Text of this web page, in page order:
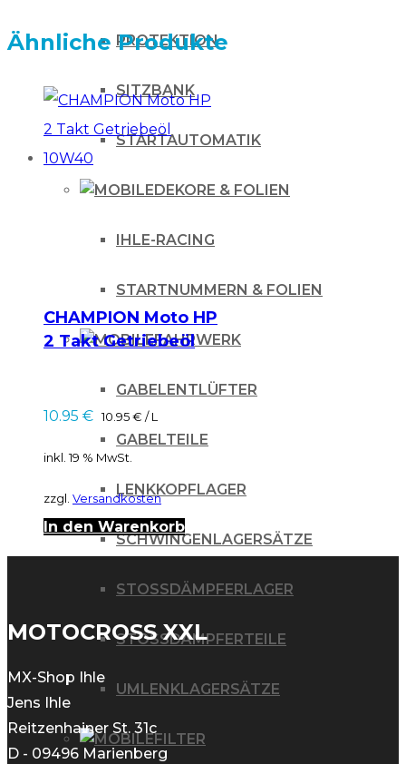
PROTEKTION
SITZBANK
STARTAUTOMATIK
DEKORE & FOLIEN
IHLE-RACING
STARTNUMMERN & FOLIEN
FAHRWERK
GABELENTLÜFTER
GABELTEILE
LENKKOPFLAGER
SCHWINGENLAGERSÄTZE
STOSSDÄMPFERLAGER
STOSSDÄMPFERTEILE
UMLENKLAGERSÄTZE
FILTER
Ähnliche Produkte
CHAMPION Moto HP
2 Takt Getriebeöl
10.95 € 10.95€ /L
inkl. 19 % MwSt.
zzgl. Versandkosten
In den Warenkorb
MOTOCROSS XXL
MX-Shop Ihle
Jens Ihle
Reitzenhainer St. 31c
D - 09496 Marienberg